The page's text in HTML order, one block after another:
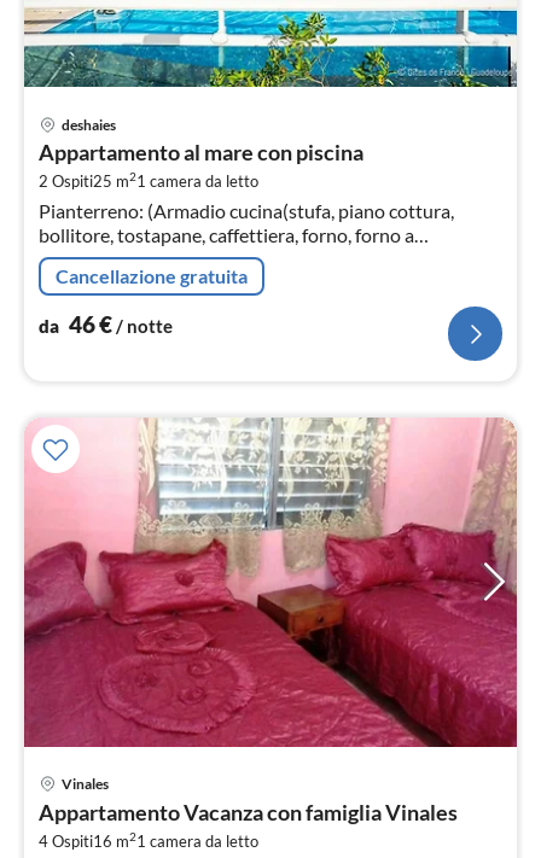
deshaies
Appartamento al mare con piscina
2 Ospiti25 m21 camera da letto
Pianterreno: (Armadio cucina(stufa, piano cottura,
bollitore, tostapane, caffettiera, forno, forno a
microonde, frigorifero, , , Wine glasses)
Cancellazione gratuita
da 46€/ notte
Vinales
Appartamento Vacanza con famiglia Vinales
4 Ospiti16 m21 camera da letto